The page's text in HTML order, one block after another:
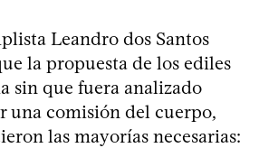
Leandro dos Santos
la propuesta de los ediles
sin que fuera analizado
una comisión del cuerpo,
las mayorías necesarias: